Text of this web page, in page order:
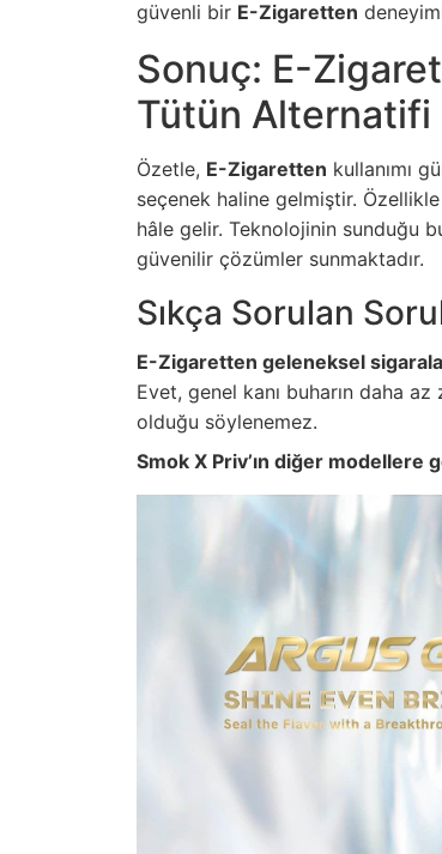
güvenli bir E-Zigaretten
Sonuç: E-
Tütün Alternatifi
Özetle, E-Zigaretten kullanımı
seçenek haline gelmiştir. Özellikle
hâle gelir. Teknolojinin sunduğu
güvenilir çözümler sunmaktadır.
Sıkça Sorulan
E-Zigaretten geleneksel
Evet, genel kanı buharın daha
olduğu söylenemez.
Smok X Priv’ın diğer modellere